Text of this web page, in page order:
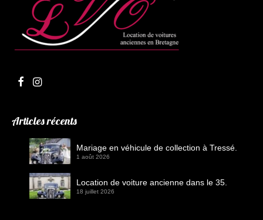
Articles récents
Mariage en véhicule de collection à Tressé.
1 août 2026
Location de voiture ancienne dans le 35.
18 juillet 2026